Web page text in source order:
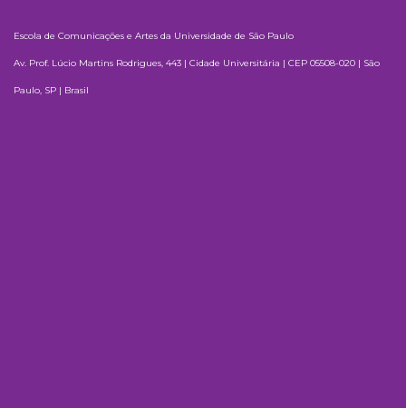
Escola de Comunicações e Artes da Universidade de São Paulo
Av. Prof. Lúcio Martins Rodrigues, 443 | Cidade Universitária | CEP 05508-020 | São
Paulo, SP | Brasil